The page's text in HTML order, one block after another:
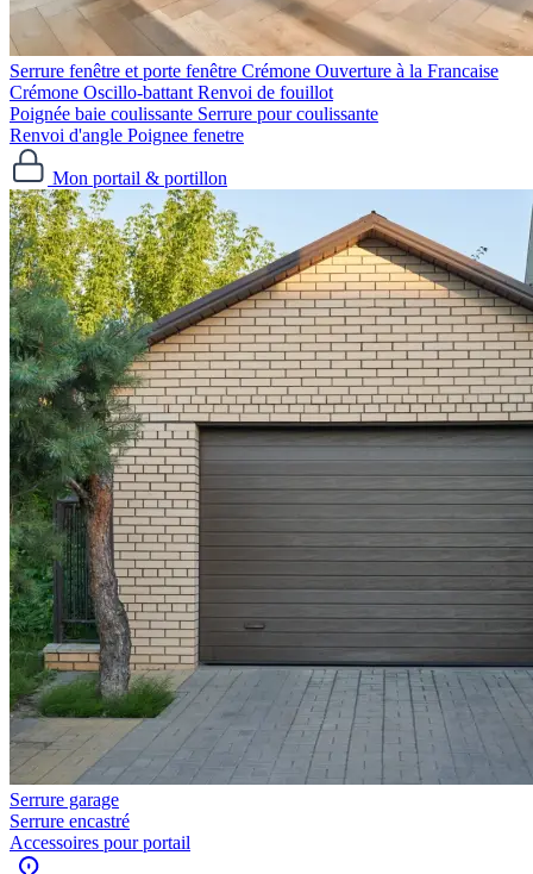
Serrure fenêtre et porte fenêtre Crémone Ouverture à la Francaise
Crémone Oscillo-battant Renvoi de fouillot
Poignée baie coulissante Serrure pour coulissante
Renvoi d'angle Poignee fenetre
Mon portail & portillon
Serrure garage
Serrure encastré
Accessoires pour portail